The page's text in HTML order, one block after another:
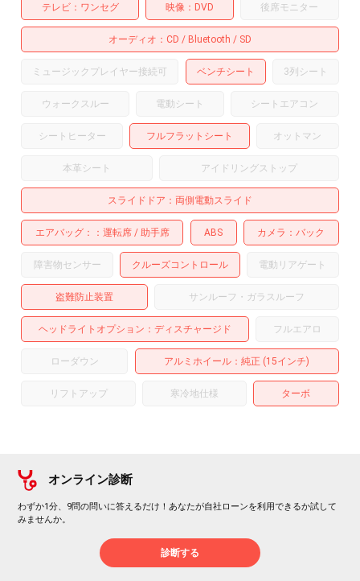
テレビ ワンセグ 映像 DVD 後席モニター
オーディオ CD Bluetooth SD
ミュージックプレイヤー接続可 ベンチシート 3列シート
ウォークスルー 電動シート シートエアコン
シートヒーター フルフラットシート オットマン
本革シート アイドリングストップ
スライドドア 両側電動スライド
エアバッグ： 運転席 助手席 ABS カメラ バック
障害物センサー クルーズコントロール 電動リアゲート
盗難防止装置 サンルーフ・ガラスルーフ
ヘッドライトオプション ディスチャージド フルエアロ
ローダウン アルミホイール ：純正 (15インチ)
リフトアップ 寒冷地仕様 ターボ
オンライン診断
わずか1分、9問の問いに答えるだけ！あなたが自社ローンを利用できるか試して
みませんか。
診断する